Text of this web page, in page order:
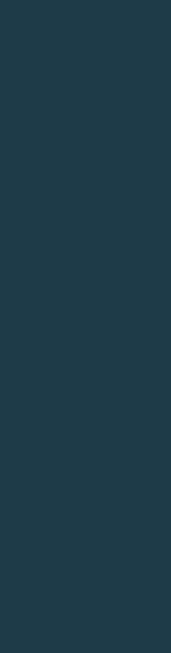
それはあなた
は生まれなが
険を経験しよ
の燃えるよう
を帯びる。
する開放性が
を持って即座
り高い意見、
ことで、彼ら
、教育指導、
とに向かうマ
つ牡羊座の太
反射的好奇心
の状況を超え
で先見の明が
ことで、知恵
な人が生まれ